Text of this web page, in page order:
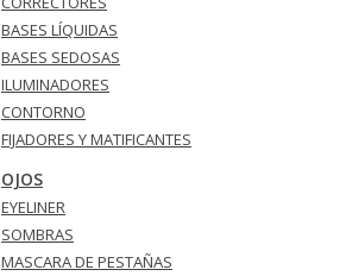
BASES LÍQUIDAS
BASES SEDOSAS
ILUMINADORES
CONTORNO
FIJADORES Y MATIFICANTES
OJOS
EYELINER
SOMBRAS
MASCARA DE PESTAÑAS